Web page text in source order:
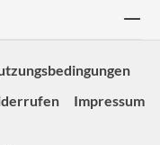
Impressum